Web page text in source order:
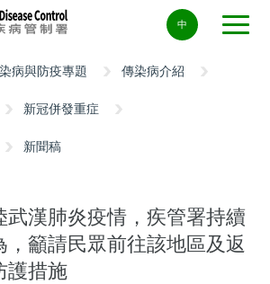
中
病與防疫專題 傳染病介紹
新冠併發重症
新聞稿
武漢肺炎疫情，疾管署持續
，籲請民眾前往該地區及返
護措施